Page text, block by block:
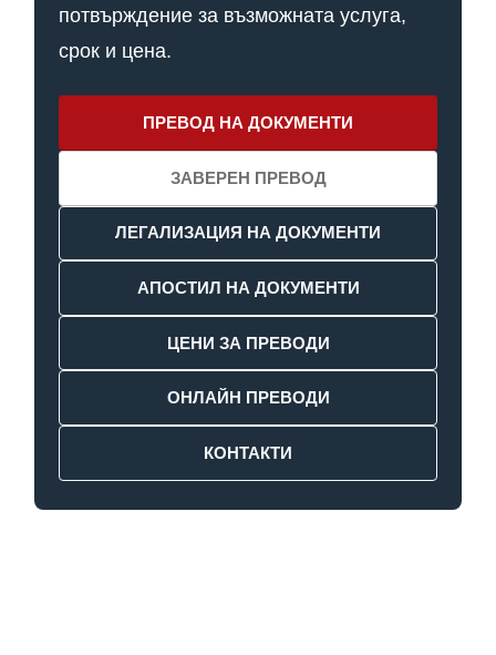
потвърждение за възможната услуга,
срок и цена.
ПРЕВОД НА ДОКУМЕНТИ
ЗАВЕРЕН ПРЕВОД
ЛЕГАЛИЗАЦИЯ НА ДОКУМЕНТИ
АПОСТИЛ НА ДОКУМЕНТИ
ЦЕНИ ЗА ПРЕВОДИ
ОНЛАЙН ПРЕВОДИ
КОНТАКТИ